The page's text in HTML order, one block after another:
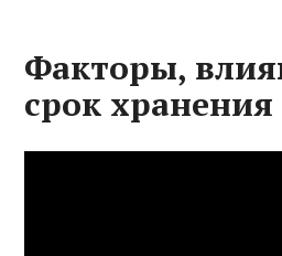
Факторы,
срок